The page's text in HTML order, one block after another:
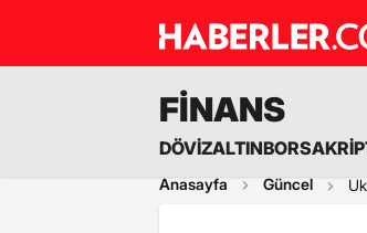
FİNANS
DÖVİZALTINBORSA
Anasayfa Güncel